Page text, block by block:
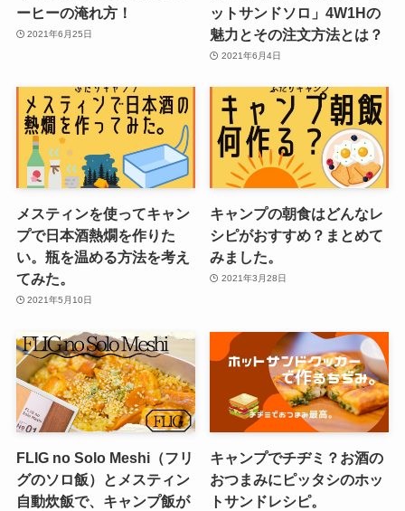
ーヒーの淹れ方！
2021年6月25日
ットサンドソロ」4W1Hの
魅力とその注文方法とは？
2021年6月4日
メスティンを使ってキャン
プで日本酒熱燗を作りた
い。瓶を温める方法を考え
てみた。
2021年5月10日
キャンプの朝食はどんなレ
シピがおすすめ？まとめて
みました。
2021年3月28日
FLIG no Solo Meshi（フリ
グのソロ飯）とメスティン
自動炊飯で、キャンプ飯が
キャンプでチヂミ？お酒の
おつまみにピッタシのホッ
トサンドレシピ。